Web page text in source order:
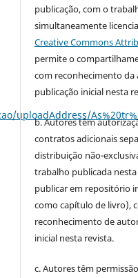
publicação, com o
simultaneamente
Creative Commons
permite o
com reconhecimento da
publicação inicial nesta
b. Autores têm
contratos adicionais
distribuição não-
trabalho publicada
publicar em repositório
como capítulo de livro),
reconhecimento de
inicial nesta revista.
c. Autores têm